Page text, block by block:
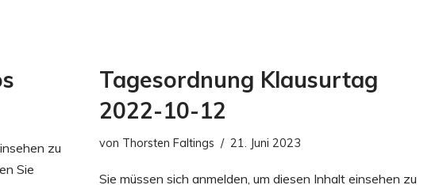
zu
Sie
Tagesordnung Klausurtag
2022-10-12
von Thorsten Faltings 21. Juni 2023
Sie müssen sich anmelden, um diesen Inhalt einsehen zu